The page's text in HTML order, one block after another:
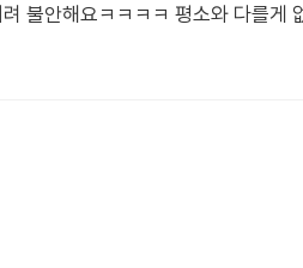
불안해요ㅋㅋㅋㅋ 평소와 다를게